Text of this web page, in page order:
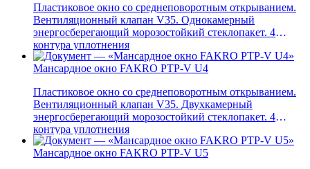
Пластиковое окно со среднеповоротным открыванием.
Вентиляционный клапан V35. Однокамерный
энергосберегающий морозостойкий стеклопакет. 4
контура уплотнения
Мансардное окно FAKRO PTP-V U4
Пластиковое окно со среднеповоротным открыванием.
Вентиляционный клапан V35. Двухкамерный
энергосберегающий морозостойкий стеклопакет. 4
контура уплотнения
Мансардное окно FAKRO PTP-V U5